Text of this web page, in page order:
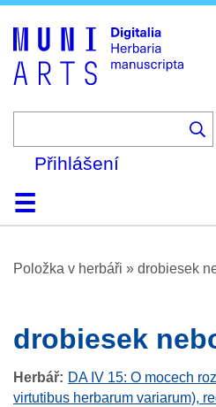
Přihlášení
DomůProhlížení
O platformě
Nápověda
KontaktDigitalia
Položka v herbáři » drobiesek
drobiesek
Herbář
DA IV 15: O mocech
virtutibus herbarum variarum),